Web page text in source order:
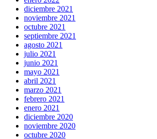
diciembre 2021
noviembre 2021
octubre 2021
septiembre 2021
agosto 2021
julio 2021
junio 2021
mayo 2021
abril 2021
marzo 2021
febrero 2021
enero 2021
diciembre 2020
noviembre 2020
octubre 2020